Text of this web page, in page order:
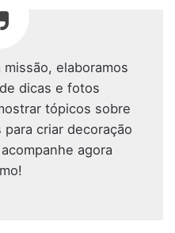
elaboramos
dicas e fotos
tópicos sobre
criar decoração
agora